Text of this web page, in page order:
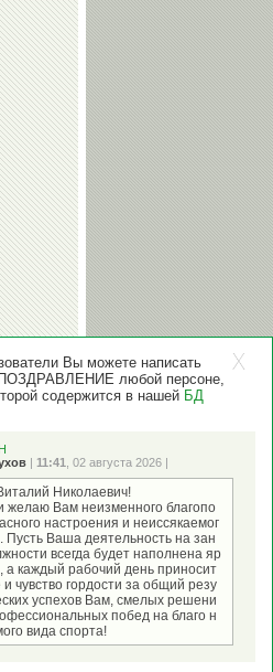
Вы можете написать
любой персоне,
содержится в нашей БД
| 11:41 , 02 августа 2026 |
Николаевич!
желаю Вам неизменного благопо
настроения и неиссякаемог
Пусть Ваша деятельность на зан
всегда будет наполнена яр
а каждый рабочий день приносит
чувство гордости за общий резу
успехов Вам, смелых решени
побед на благо н
вида спорта!